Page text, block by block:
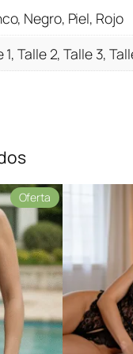
Negro, Piel, Rojo
1, Talle 2, Talle 3,
Oferta Producto
en
oferta